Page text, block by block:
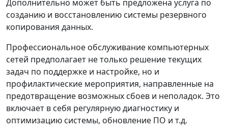
Дополнительно может быть предложена услуга по
созданию и восстановлению системы резервного
копирования данных.
Профессиональное обслуживание компьютерных
сетей предполагает не только решение текущих
задач по поддержке и настройке, но и
профилактические мероприятия, направленные на
предотвращение возможных сбоев и неполадок. Это
включает в себя регулярную диагностику и
оптимизацию системы, обновление ПО и т.д.